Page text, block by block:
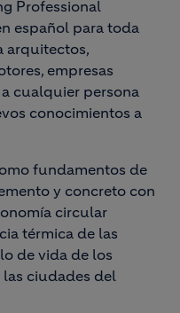
Professional
español para toda
arquitectos,
empresas
cualquier persona
conocimientos a
fundamentos de
y concreto con
circular
térmica de las
de vida de los
las ciudades del